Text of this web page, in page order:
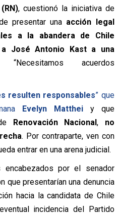
, cuestionó la iniciativa de
presentar una acción legal
a la abandera de Chile
a José Antonio Kast a una
acuerdos
resulten responsables” que
Evelyn Matthei
y que
Renovación Nacional, no
. Por contraparte, ven con
entrar en una arena judicial.
encabezados por el senador
que presentarían una denuncia
hacia la candidata de Chile
incidencia del Partido